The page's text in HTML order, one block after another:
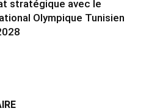
stratégique avec le
Olympique Tunisien